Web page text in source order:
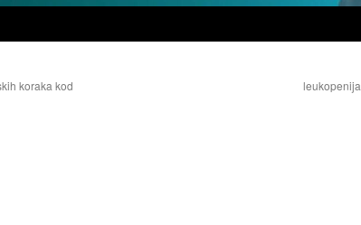
koraka kod
leukopenija